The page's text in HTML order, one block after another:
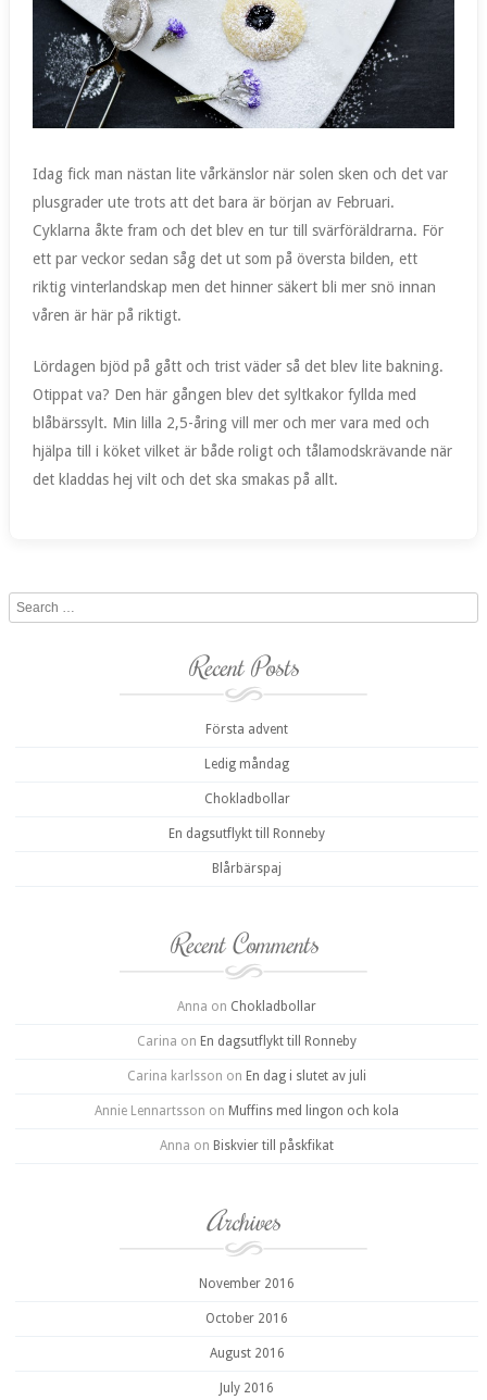
Idag fick man nästan lite vårkänslor när solen sken och det var
plusgrader ute trots att det bara är början av Februari.
Cyklarna åkte fram och det blev en tur till svärföräldrarna. För
ett par veckor sedan såg det ut som på översta bilden, ett
riktig vinterlandskap men det hinner säkert bli mer snö innan
våren är här på riktigt.
Lördagen bjöd på gått och trist väder så det blev lite bakning.
Otippat va? Den här gången blev det syltkakor fyllda med
blåbärssylt. Min lilla 2,5-åring vill mer och mer vara med och
hjälpa till i köket vilket är både roligt och tålamodskrävande när
det kladdas hej vilt och det ska smakas på allt.
Search
Recent Posts
Första advent
Ledig måndag
Chokladbollar
En dagsutflykt till Ronneby
Blårbärspaj
Recent Comments
Anna on Chokladbollar
Carina on En dagsutflykt till Ronneby
Carina karlsson on En dag i slutet av juli
Annie Lennartsson on Muffins med lingon och kola
Anna on Biskvier till påskfikat
Archives
November 2016
October 2016
August 2016
July 2016